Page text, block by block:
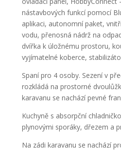
nástavbových funkcí pomocí
aplikaci, autonomní paket,
vodu, přenosná nádrž na
dvířka k úložnému prostoru,
vyjímatelné koberce,
Spaní pro 4 osoby. Sezení v
rozkládá na prostorné
karavanu se nachází pevné
Kuchyně s absorpční
plynovými sporáky, dřezem a
Na zádi karavanu se nachází